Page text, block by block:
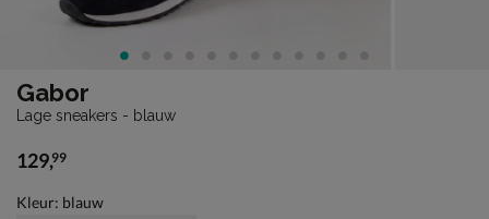
Gabor
Lage sneakers - blauw
€ 129,99
129,99
Kleur: blauw